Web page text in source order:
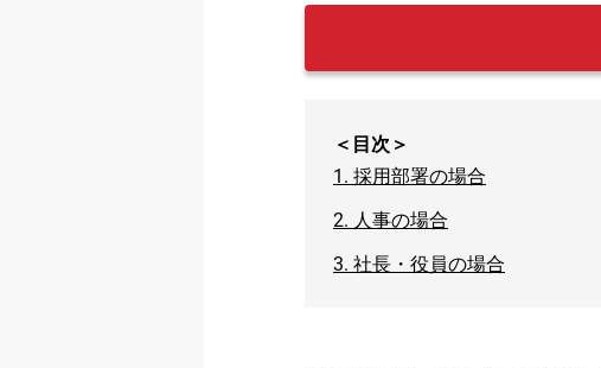
＜目次＞
1. 採用部署の場合
2. 人事の場合
3. 社長・役員の場合